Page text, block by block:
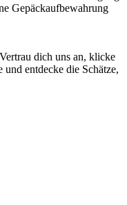
Gepäckaufbewahrung
dich uns an, klicke
und entdecke die Schätze,